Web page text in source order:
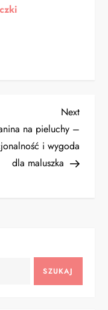
Next
Post
Next
na pieluchy –
i wygoda
dla maluszka
SZUKAJ